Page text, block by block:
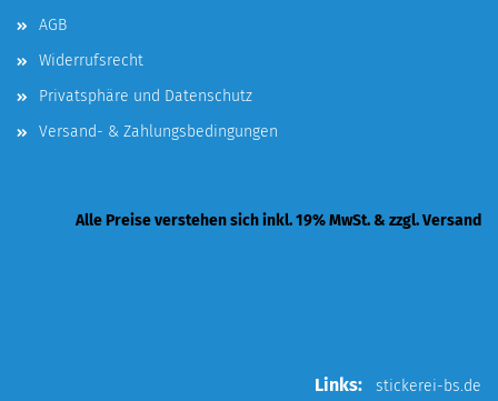
AGB
Widerrufsrecht
Privatsphäre und Datenschutz
Versand- & Zahlungsbedingungen
Alle Preise verstehen sich inkl. 19% MwSt. & zzgl. Versand
Links: stickerei-bs.de